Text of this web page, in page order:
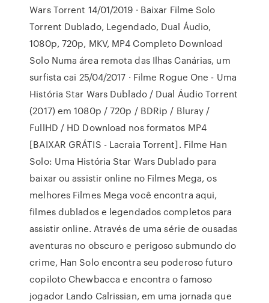
Wars Torrent 14/01/2019 · Baixar Filme Solo
Torrent Dublado, Legendado, Dual Áudio,
1080p, 720p, MKV, MP4 Completo Download
Solo Numa área remota das Ilhas Canárias, um
surfista cai 25/04/2017 · Filme Rogue One - Uma
História Star Wars Dublado / Dual Áudio Torrent
(2017) em 1080p / 720p / BDRip / Bluray /
FullHD / HD Download nos formatos MP4
[BAIXAR GRÁTIS - Lacraia Torrent]. Filme Han
Solo: Uma História Star Wars Dublado para
baixar ou assistir online no Filmes Mega, os
melhores Filmes Mega você encontra aqui,
filmes dublados e legendados completos para
assistir online. Através de uma série de ousadas
aventuras no obscuro e perigoso submundo do
crime, Han Solo encontra seu poderoso futuro
copiloto Chewbacca e encontra o famoso
jogador Lando Calrissian, em uma jornada que